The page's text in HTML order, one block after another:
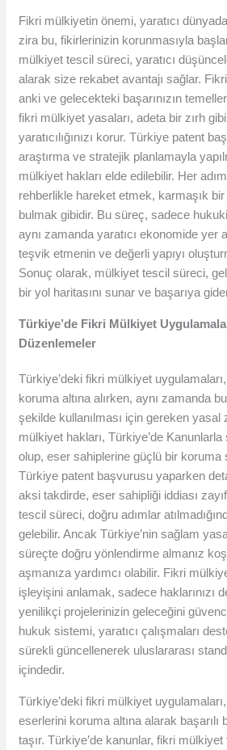
Fikri mülkiyetin önemi, yaratıcı
zira bu, fikirlerinizin korunmasıyla
mülkiyet tescil süreci, yaratıcı
alarak size rekabet avantajı sağlar.
anki ve gelecekteki başarınızın
fikri mülkiyet yasaları, adeta bir zırh
yaratıcılığınızı korur. Türkiye patent
araştırma ve stratejik planlamayla
mülkiyet hakları elde edilebilir. Her
rehberlikle hareket etmek, karmaşık bir
bulmak gibidir. Bu süreç, sadece
aynı zamanda yaratıcı ekonomide yer
teşvik etmenin ve değerli yapıyı
Sonuç olarak, mülkiyet tescil süreci,
bir yol haritasını sunar ve başarıya
Türkiye’de Fikri Mülkiyet
Düzenlemeler
Türkiye’deki fikri mülkiyet uygulamaları,
koruma altına alırken, aynı zamanda
şekilde kullanılması için gereken yasal
mülkiyet hakları, Türkiye’de Kanunlarla
olup, eser sahiplerine güçlü bir koruma
Türkiye patent başvurusu yaparken
aksi takdirde, eser sahipliği iddiası
tescil süreci, doğru adımlar
gelebilir. Ancak Türkiye’nin sağlam
süreçte doğru yönlendirme almanız
aşmanıza yardımcı olabilir. Fikri
işleyişini anlamak, sadece haklarınızı
yenilikçi projelerinizin geleceğini
hukuk sistemi, yaratıcı çalışmaları
sürekli güncellenerek uluslararası
içindedir.
Türkiye’deki fikri mülkiyet
eserlerini koruma altına alarak başarılı
taşır. Türkiye’de kanunlar, fikri